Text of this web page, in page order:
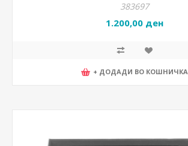
383697
1.200,00 ден
+ ДОДАДИ ВО КОШНИЧКА